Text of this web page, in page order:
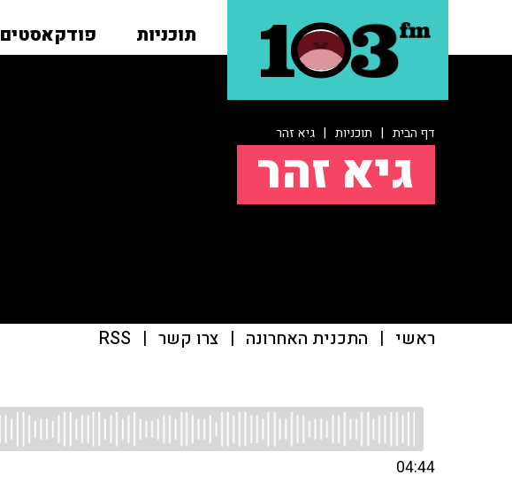
תוכניות פודקאסטים
דף הבית | תוכניות | גיא זהר
גיא זהר
ראשי | התכנית האחרונה | צרו קשר |
RSS
04:44